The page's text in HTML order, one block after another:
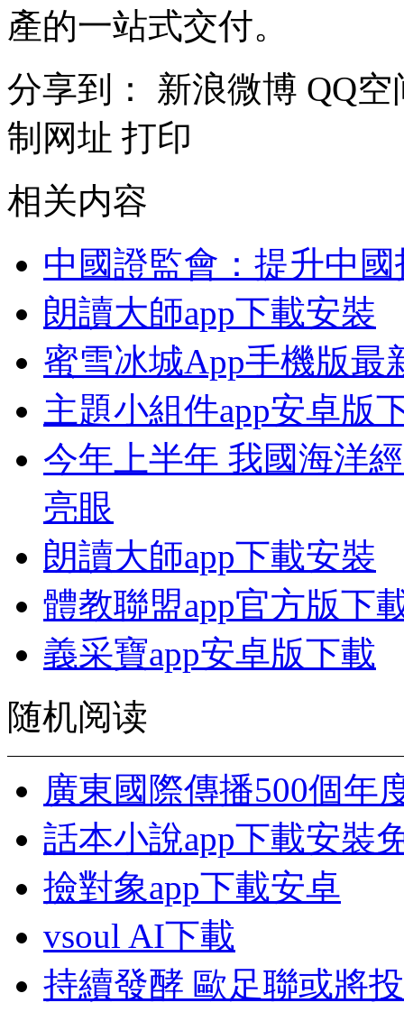
產的一站式交付。
分享到：
新浪微博 QQ空
制网址 打印
相关内容
中國證監會：提升中
朗讀大師app下載安裝
蜜雪冰城App手機版最
主題小組件app安卓版
今年上半年 我國海洋
亮眼
朗讀大師app下載安裝
體教聯盟app官方版下
義采寶app安卓版下載
随机阅读
廣東國際傳播500個年
話本小說app下載安裝
撿對象app下載安卓
vsoul AI下載
持續發酵 歐足聯或將